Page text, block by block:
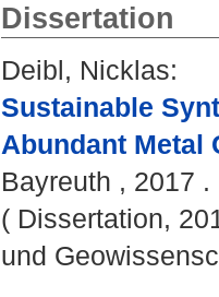
Dissertation
Deibl, Nicklas:
Sustainable
Abundant Metal
Bayreuth , 2017 .
( Dissertation,
und